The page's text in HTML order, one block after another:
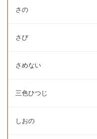
さの
さび
さめない
三色ひつじ
しおの